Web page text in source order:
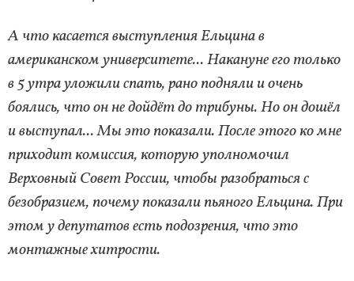
А что касается выступления Ельцина в
американском университете... Накануне его только
в 5 утра уложили спать, рано подняли и очень
боялись, что он не дойдёт до трибуны. Но он дошёл
и выступал... Мы это показали. После этого ко мне
приходит комиссия, которую уполномочил
Верховный Совет России, чтобы разобраться с
безобразием, почему показали пьяного Ельцина. При
этом у депутатов есть подозрения, что это
монтажные хитрости.